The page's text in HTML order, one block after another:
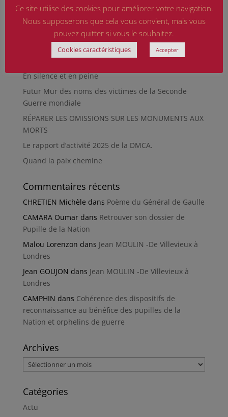
Qu’est-ce qu’était le Sentier des Passeurs, durant la
Seconde Guerre mondiale, à Moussey ?
La revue « Entre les lignes » éditée par l’équipe du
musée de Besançon
HIROSHIMA
En silence et en peine
Futur Mur des noms des victimes de la Seconde
Guerre mondiale
RÉPARER LES OMISSIONS SUR LES MONUMENTS AUX
MORTS
Le rapport d’activité 2025 de la DMCA.
Quand la paix chemine
Commentaires récents
CHRETIEN Michèle dans Poème du Général de Gaulle
CAMARA Oumardans Retrouver son dossier de
Pupille de la Nation
Malou Lorenzon dans Jean MOULIN -De Villevieux à
Londres
Jean GOUJON dans Jean MOULIN -De Villevieux à
Londres
CAMPHIN dans Cohérence des dispositifs de
reconnaissance au bénéfice des pupilles de la
Nation et orphelins de guerre
Archives
Archives
Catégories
Actu
Ce site utilise des cookies pour améliorer votre navigation.
Nous supposerons que cela vous convient, mais vous
pouvez quitter si vous le souhaitez.
Cookies caractéristiques Accepter